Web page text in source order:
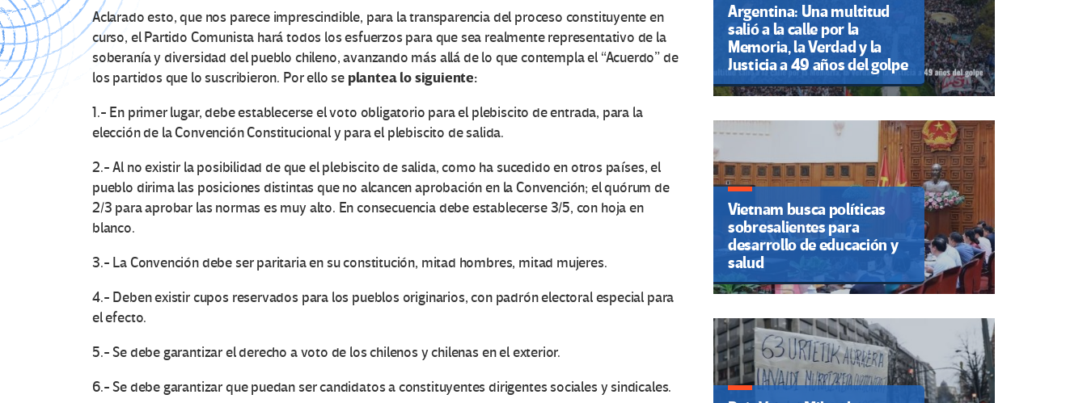
Aclarado esto, que nos parece imprescindible, para la transparencia del proceso constituyente en
curso, el Partido Comunista hará todos los esfuerzos para que sea realmente representativo de la
soberanía y diversidad del pueblo chileno, avanzando más allá de lo que contempla el “Acuerdo” de
los partidos que lo suscribieron. Por ello seplantea lo siguiente:
1.- En primer lugar, debe establecerse el voto obligatorio para el plebiscito de entrada, para la
elección de la Convención Constitucional y para el plebiscito de salida.
2.- Al no existir la posibilidad de que el plebiscito de salida, como ha sucedido en otros países, el
pueblo dirima las posiciones distintas que no alcancen aprobación en la Convención; el quórum de
2/3 para aprobar las normas es muy alto. En consecuencia debe establecerse 3/5, con hoja en
blanco.
3.- La Convención debe ser paritaria en su constitución, mitad hombres, mitad mujeres.
4.- Deben existir cupos reservados para los pueblos originarios, con padrón electoral especial para
el efecto.
5.- Se debe garantizar el derecho a voto de los chilenos y chilenas en el exterior.
6.- Se debe garantizar que puedan ser candidatos a constituyentes dirigentes sociales y sindicales.
Argentina: Una multitud
salió a la calle por la
Memoria, la Verdad y la
Justicia a 49 años del golpe
Vietnam busca políticas
sobresalientes para
desarrollo de educación y
salud